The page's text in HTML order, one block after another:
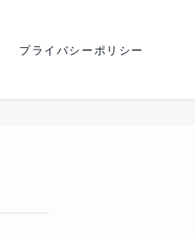
プライバシーポリシー